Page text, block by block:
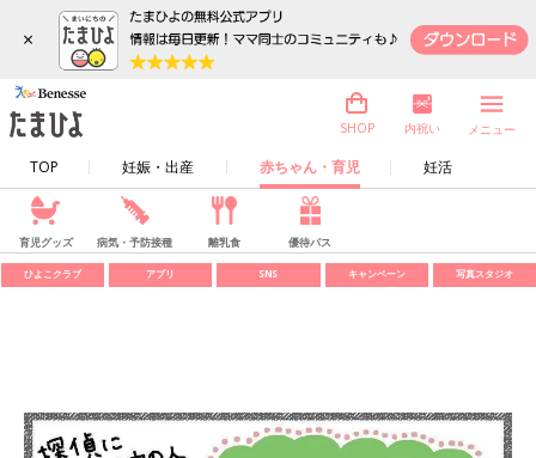
×
TOP 妊娠・出産 赤ちゃん・育児 妊活
SHOP 内祝い メニュー
育児グッズ 病気・予防接種 離乳食 優待パス
ひよこクラブ アプリ SNS キャンペーン 写真スタジオ